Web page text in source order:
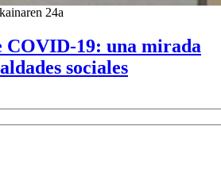
24a
COVID-19: una mirada
sociales